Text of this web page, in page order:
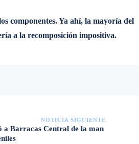
componentes. Ya ahí, la mayoría del
a la recomposición impositiva.
NOTICIA SIGUIENTE
a Barracas Central de la man